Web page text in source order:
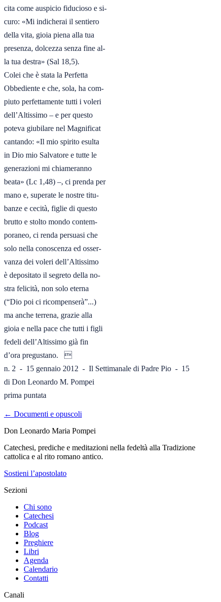
cita come auspicio fiducioso e si-
curo: «Mi indicherai il sentiero
della vita, gioia piena alla tua
presenza, dolcezza senza fine al-
la tua destra» (Sal 18,5).
Colei che è stata la Perfetta
Obbediente e che, sola, ha com-
piuto perfettamente tutti i voleri
dell’Altissimo – e per questo
poteva giubilare nel Magnificat
cantando: «Il mio spirito esulta
in Dio mio Salvatore e tutte le
generazioni mi chiameranno
beata» (Lc 1,48) –, ci prenda per
mano e, superate le nostre titu-
banze e cecità, figlie di questo
brutto e stolto mondo contem-
poraneo, ci renda persuasi che
solo nella conoscenza ed osser-
vanza dei voleri dell’Altissimo
è depositato il segreto della no-
stra felicità, non solo eterna
(“Dio poi ci ricompenserà”...)
ma anche terrena, grazie alla
gioia e nella pace che tutti i figli
fedeli dell’Altissimo già fin
d’ora pregustano.   
n. 2  -  15 gennaio 2012  -  Il Settimanale di Padre Pio  -  15
di Don Leonardo M. Pompei
prima puntata
← Documenti e opuscoli
Don Leonardo Maria Pompei
Catechesi, prediche e meditazioni nella fedeltà alla Tradizione
cattolica e al rito romano antico.
Sostieni l’apostolato
Sezioni
Chi sono
Catechesi
Podcast
Blog
Preghiere
Libri
Agenda
Calendario
Contatti
Canali